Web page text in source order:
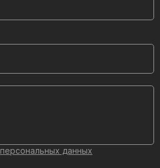
персональных данных